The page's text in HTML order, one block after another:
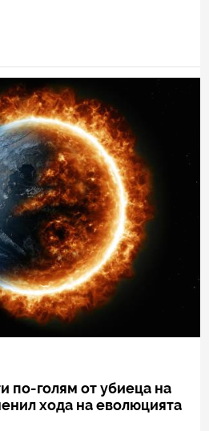
по-голям от убиеца на
хода на еволюцията